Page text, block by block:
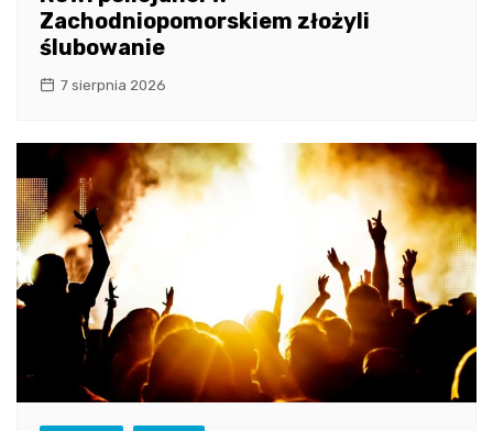
Zachodniopomorskiem złożyli
ślubowanie
7 sierpnia 2026